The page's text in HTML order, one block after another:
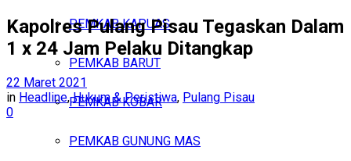
PEMKAB KAPUAS
PEMKAB BARUT
PEMKAB KOBAR
PEMKAB GUNUNG MAS
Kapolres Pulang Pisau Tegaskan Dalam
1 x 24 Jam Pelaku Ditangkap
22 Maret 2021
in Headline,Hukum & Peristiwa, Pulang Pisau
0